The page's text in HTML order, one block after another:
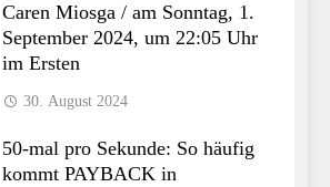
Caren Miosga / am Sonntag, 1.
September 2024, um 22:05 Uhr
im Ersten
30. August 2024
50-mal pro Sekunde: So häufig
kommt PAYBACK in